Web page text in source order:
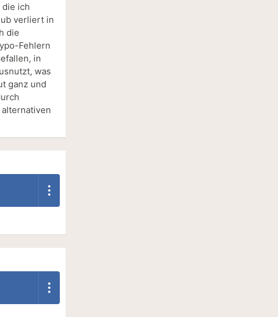
die ich
verliert in
die
Fehlern
in
was
ganz und